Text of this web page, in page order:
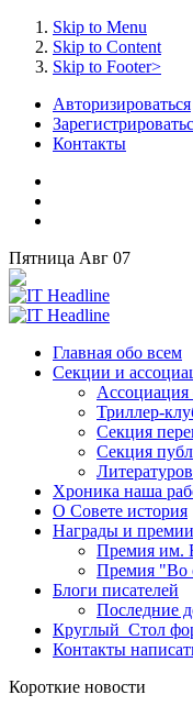
Skip to Menu
Skip to Content
Skip to Footer>
Авторизироваться
Контакты
Пятница Авг 07
Главная обо всем
Секции и
Ассоциация
Триллер-
Секция
Секция
Хроника наша
О Совете история
Награды и
Премия им.
Премия "Во
Блоги писателей
Последние
Круглый_Стол
Контакты
Короткие новости